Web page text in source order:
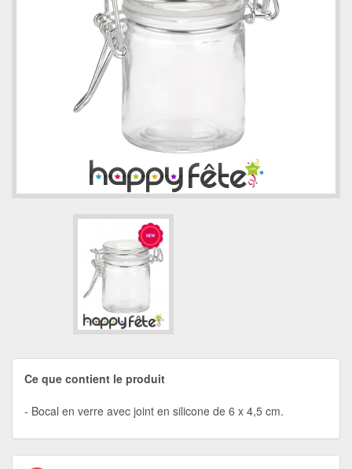
Ce que contient le produit
Bocal en verre avec joint en silicone de 6 x 4,5 cm.